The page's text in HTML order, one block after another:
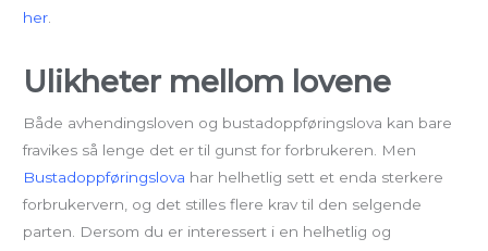
her
Ulikheter mellom lovene
Både avhendingsloven og bustadoppføringslova kan bare
fravikes så lenge det er til gunst for forbrukeren. Men
Bustadoppføringslova har helhetlig sett et enda sterkere
forbrukervern, og det stilles flere krav til den selgende
parten. Dersom du er interessert i en helhetlig og